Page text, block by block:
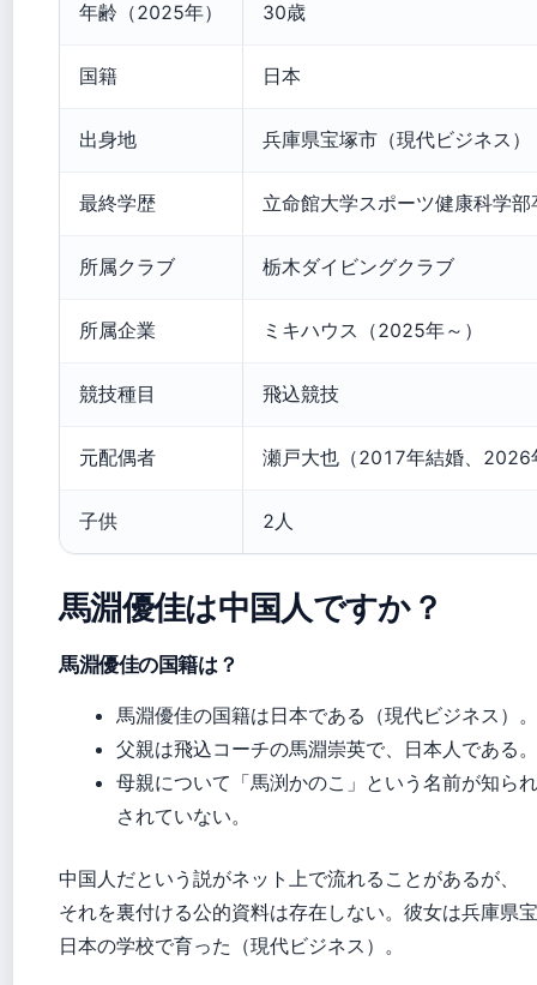
年齢（2025年） 30歳
国籍 日本
出身地 兵庫県宝塚市（現代ビジネス）
最終学歴 立命館大学スポーツ健康科学
所属クラブ 栃木ダイビングクラブ
所属企業 ミキハウス（2025年～）
競技種目 飛込競技
元配偶者 瀬戸大也（2017年結婚、2026
子供 2人
馬淵優佳は中国人ですか？
馬淵優佳の国籍は？
馬淵優佳の国籍は日本である（現代ビジネス）。
父親は飛込コーチの馬淵崇英で、日本人である。
母親について「馬渕かのこ」という名前が知ら
されていない。
中国人だという説がネット上で流れることがあるが、
それを裏付ける公的資料は存在しない。彼女は兵庫県
日本の学校で育った（現代ビジネス）。